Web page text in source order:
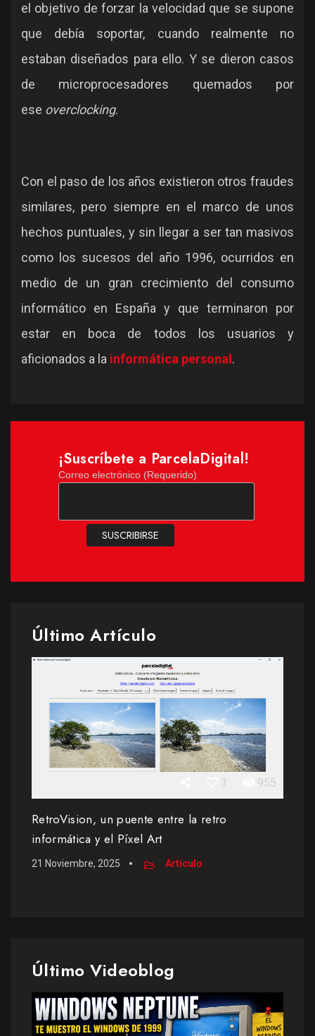
el objetivo de forzar la velocidad que se supone
que debía soportar, cuando realmente no
estaban diseñados para ello. Y se dieron casos
de microprocesadores quemados por
ese overclocking.
Con el paso de los años existieron otros fraudes
similares, pero siempre en el marco de unos
hechos puntuales, y sin llegar a ser tan masivos
como los sucesos del año 1996, ocurridos en
medio de un gran crecimiento del consumo
informático en España y que terminaron por
estar en boca de todos los usuarios y
aficionados a la informática personal .
¡Suscríbete a ParcelaDigital!
Correo electrónico (Requerido)
Último Artículo
3 955
RetroVision, un puente entre la retro
informática y el Píxel Art
21 Noviembre, 2025 Artículo
Último Videoblog